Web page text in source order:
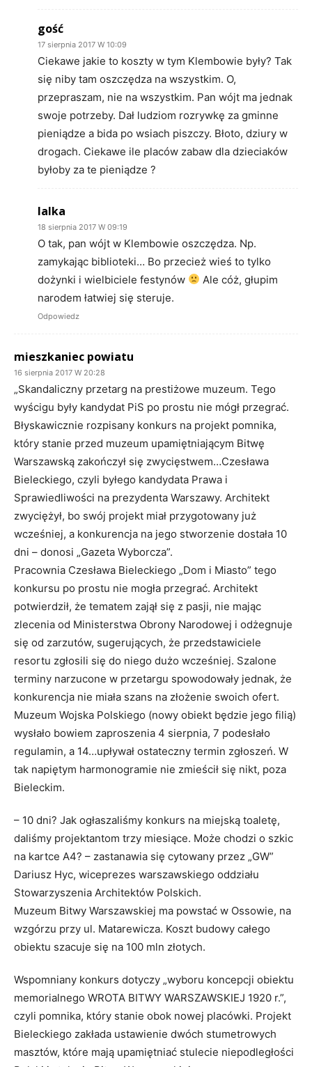
gość
17 sierpnia 2017 W 10:09
Ciekawe jakie to koszty w tym Klembowie były? Tak
się niby tam oszczędza na wszystkim. O,
przepraszam, nie na wszystkim. Pan wójt ma jednak
swoje potrzeby. Dał ludziom rozrywkę za gminne
pieniądze a bida po wsiach piszczy. Błoto, dziury w
drogach. Ciekawe ile placów zabaw dla dzieciaków
byłoby za te pieniądze ?
lalka
18 sierpnia 2017 W 09:19
O tak, pan wójt w Klembowie oszczędza. Np.
zamykając biblioteki… Bo przecież wieś to tylko
dożynki i wielbiciele festynów
Ale cóż, głupim
narodem łatwiej się steruje.
Odpowiedz
mieszkaniec powiatu
16 sierpnia 2017 W 20:28
„Skandaliczny przetarg na prestiżowe muzeum. Tego
wyścigu były kandydat PiS po prostu nie mógł przegrać.
Błyskawicznie rozpisany konkurs na projekt pomnika,
który stanie przed muzeum upamiętniającym Bitwę
Warszawską zakończył się zwycięstwem…Czesława
Bieleckiego, czyli byłego kandydata Prawa i
Sprawiedliwości na prezydenta Warszawy. Architekt
zwyciężył, bo swój projekt miał przygotowany już
wcześniej, a konkurencja na jego stworzenie dostała 10
dni – donosi „Gazeta Wyborcza”.
Pracownia Czesława Bieleckiego „Dom i Miasto” tego
konkursu po prostu nie mogła przegrać. Architekt
potwierdził, że tematem zajął się z pasji, nie mając
zlecenia od Ministerstwa Obrony Narodowej i odżegnuje
się od zarzutów, sugerujących, że przedstawiciele
resortu zgłosili się do niego dużo wcześniej. Szalone
terminy narzucone w przetargu spowodowały jednak, że
konkurencja nie miała szans na złożenie swoich ofert.
Muzeum Wojska Polskiego (nowy obiekt będzie jego filią)
wysłało bowiem zaproszenia 4 sierpnia, 7 podesłało
regulamin, a 14…upływał ostateczny termin zgłoszeń. W
tak napiętym harmonogramie nie zmieścił się nikt, poza
Bieleckim.
– 10 dni? Jak ogłaszaliśmy konkurs na miejską toaletę,
daliśmy projektantom trzy miesiące. Może chodzi o szkic
na kartce A4? – zastanawia się cytowany przez „GW”
Dariusz Hyc, wiceprezes warszawskiego oddziału
Stowarzyszenia Architektów Polskich.
Muzeum Bitwy Warszawskiej ma powstać w Ossowie, na
wzgórzu przy ul. Matarewicza. Koszt budowy całego
obiektu szacuje się na 100 mln złotych.
Wspomniany konkurs dotyczy „wyboru koncepcji obiektu
memorialnego WROTA BITWY WARSZAWSKIEJ 1920 r.”,
czyli pomnika, który stanie obok nowej placówki. Projekt
Bieleckiego zakłada ustawienie dwóch stumetrowych
masztów, które mają upamiętniać stulecie niepodległości